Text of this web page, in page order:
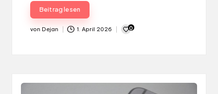
Beitrag lesen
Gepostet
von Dejan 1. April 2026 0